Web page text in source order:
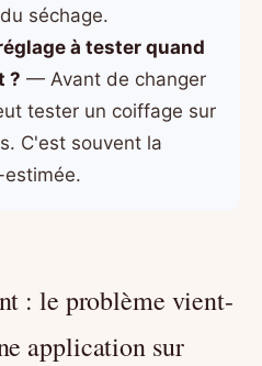
séchage.
à tester quand
? — Avant de changer
tester un coiffage sur
C'est souvent la
: le problème vient-
application sur